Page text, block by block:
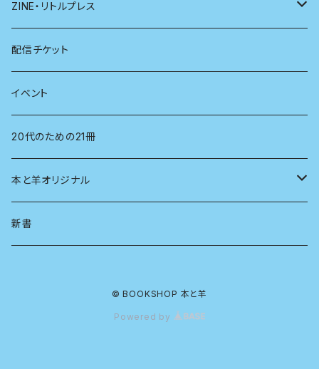
医学
看護学
心理学
経営学
言語学
法律
人類学
雑貨
ZINE・リトルプレス
電子版（EPub）
電子版（PDF）
配信チケット
イベント
20代のための21冊
本と羊オリジナル
アロマスプレー
新書
© BOOKSHOP 本と羊
Powered by